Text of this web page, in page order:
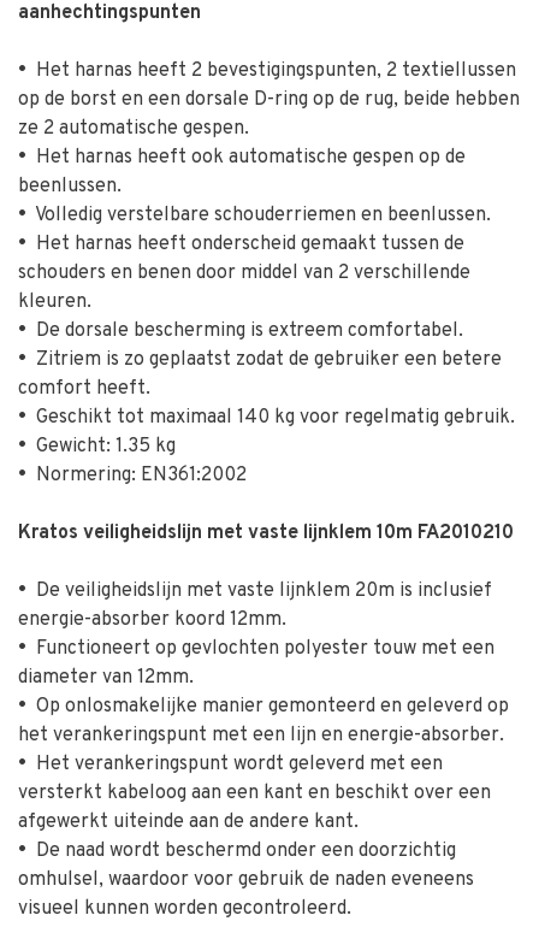
aanhechtingspunten
• Het harnas heeft 2 bevestigingspunten, 2 textiellussen
op de borst en een dorsale D-ring op de rug, beide hebben
ze 2 automatische gespen.
• Het harnas heeft ook automatische gespen op de
beenlussen.
• Volledig verstelbare schouderriemen en beenlussen.
• Het harnas heeft onderscheid gemaakt tussen de
schouders en benen door middel van 2 verschillende
kleuren.
• De dorsale bescherming is extreem comfortabel.
• Zitriem is zo geplaatst zodat de gebruiker een betere
comfort heeft.
• Geschikt tot maximaal 140 kg voor regelmatig gebruik.
• Gewicht: 1.35 kg
• Normering: EN361:2002
Kratos veiligheidslijn met vaste lijnklem 10m FA2010210
• De veiligheidslijn met vaste lijnklem 20m is inclusief
energie-absorber koord 12mm.
• Functioneert op gevlochten polyester touw met een
diameter van 12mm.
• Op onlosmakelijke manier gemonteerd en geleverd op
het verankeringspunt met een lijn en energie-absorber.
• Het verankeringspunt wordt geleverd met een
versterkt kabeloog aan een kant en beschikt over een
afgewerkt uiteinde aan de andere kant.
• De naad wordt beschermd onder een doorzichtig
omhulsel, waardoor voor gebruik de naden eveneens
visueel kunnen worden gecontroleerd.